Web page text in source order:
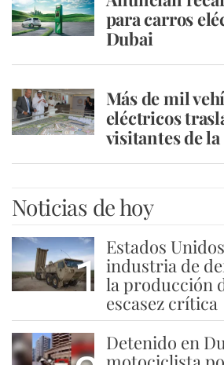
para carros
Dubai
Más de mil
eléctricos
visitantes de
Noticias de hoy
1
Estados
industria de
la producción
escasez crítica
Detenido en